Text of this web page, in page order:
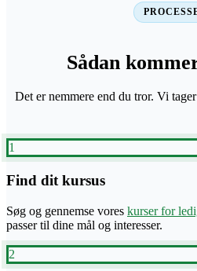
Sådan
Det er nemmere end du tror. Vi
1
Find dit kursus
Søg og gennemse vores kurser for
passer til dine mål og interesser.
2